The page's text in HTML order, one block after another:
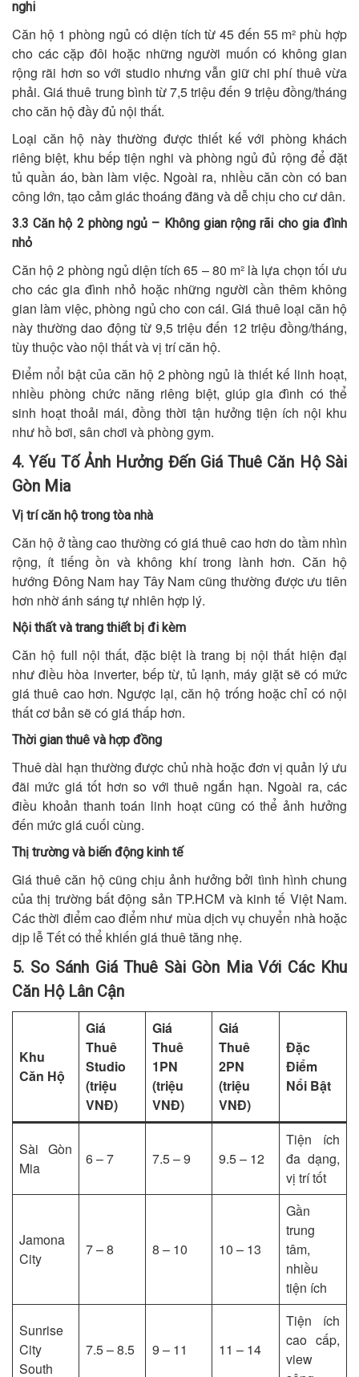
nghi
Căn hộ 1 phòng ngủ có diện tích từ 45 đến 55 m² phù hợp
cho các cặp đôi hoặc những người muốn có không gian
rộng rãi hơn so với studio nhưng vẫn giữ chi phí thuê vừa
phải. Giá thuê trung bình từ 7,5 triệu đến 9 triệu đồng/tháng
cho căn hộ đầy đủ nội thất.
Loại căn hộ này thường được thiết kế với phòng khách
riêng biệt, khu bếp tiện nghi và phòng ngủ đủ rộng để đặt
tủ quần áo, bàn làm việc. Ngoài ra, nhiều căn còn có ban
công lớn, tạo cảm giác thoáng đãng và dễ chịu cho cư dân.
3.3 Căn hộ 2 phòng ngủ – Không gian rộng rãi cho gia đình
nhỏ
Căn hộ 2 phòng ngủ diện tích 65 – 80 m² là lựa chọn tối ưu
cho các gia đình nhỏ hoặc những người cần thêm không
gian làm việc, phòng ngủ cho con cái. Giá thuê loại căn hộ
này thường dao động từ 9,5 triệu đến 12 triệu đồng/tháng,
tùy thuộc vào nội thất và vị trí căn hộ.
Điểm nổi bật của căn hộ 2 phòng ngủ là thiết kế linh hoạt,
nhiều phòng chức năng riêng biệt, giúp gia đình có thể
sinh hoạt thoải mái, đồng thời tận hưởng tiện ích nội khu
như hồ bơi, sân chơi và phòng gym.
4. Yếu Tố Ảnh Hưởng Đến Giá Thuê Căn Hộ Sài
Gòn Mia
Vị trí căn hộ trong tòa nhà
Căn hộ ở tầng cao thường có giá thuê cao hơn do tầm nhìn
rộng, ít tiếng ồn và không khí trong lành hơn. Căn hộ
hướng Đông Nam hay Tây Nam cũng thường được ưu tiên
hơn nhờ ánh sáng tự nhiên hợp lý.
Nội thất và trang thiết bị đi kèm
Căn hộ full nội thất, đặc biệt là trang bị nội thất hiện đại
như điều hòa inverter, bếp từ, tủ lạnh, máy giặt sẽ có mức
giá thuê cao hơn. Ngược lại, căn hộ trống hoặc chỉ có nội
thất cơ bản sẽ có giá thấp hơn.
Thời gian thuê và hợp đồng
Thuê dài hạn thường được chủ nhà hoặc đơn vị quản lý ưu
đãi mức giá tốt hơn so với thuê ngắn hạn. Ngoài ra, các
điều khoản thanh toán linh hoạt cũng có thể ảnh hưởng
đến mức giá cuối cùng.
Thị trường và biến động kinh tế
Giá thuê căn hộ cũng chịu ảnh hưởng bởi tình hình chung
của thị trường bất động sản TP.HCM và kinh tế Việt Nam.
Các thời điểm cao điểm như mùa dịch vụ chuyển nhà hoặc
dịp lễ Tết có thể khiến giá thuê tăng nhẹ.
5. So Sánh Giá Thuê Sài Gòn Mia Với Các Khu
Căn Hộ Lân Cận
Khu
Căn Hộ
Giá
Thuê
Studio
(triệu
VNĐ)
Giá
Thuê
1PN
(triệu
VNĐ)
Giá
Thuê
2PN
(triệu
VNĐ)
Đặc
Điểm
Nổi Bật
Sài Gòn
Mia
6 – 7 7.5 – 9 9.5 – 12
Tiện ích
đa dạng,
vị trí tốt
Jamona
City
7 – 8 8 – 10 10 – 13
Gần
trung
tâm,
nhiều
tiện ích
Sunrise
City
South
7.5 – 8.5 9 – 11 11 – 14
Tiện ích
cao cấp,
view